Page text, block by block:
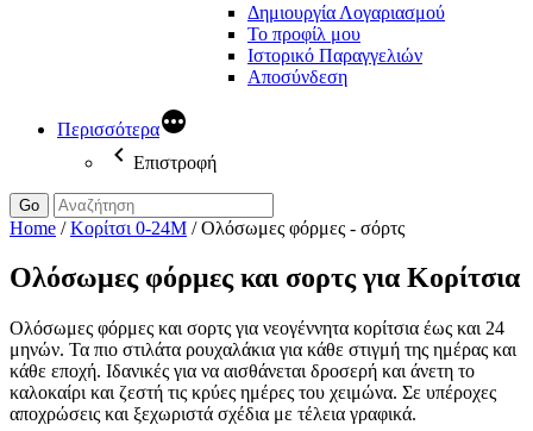
Δημιουργία Λογαριασμού
Το προφίλ μου
Ιστορικό Παραγγελιών
Αποσύνδεση
Περισσότερα
Επιστροφή
Go
Home /Κορίτσι 0-24Μ /Ολόσωμες φόρμες - σόρτς
Ολόσωμες φόρμες και σορτς για Κορίτσια
Ολόσωμες φόρμες και σορτς για νεογέννητα κορίτσια έως και 24
μηνών. Τα πιο στιλάτα ρουχαλάκια για κάθε στιγμή της ημέρας και
κάθε εποχή. Ιδανικές για να αισθάνεται δροσερή και άνετη το
καλοκαίρι και ζεστή τις κρύες ημέρες του χειμώνα. Σε υπέροχες
αποχρώσεις και ξεχωριστά σχέδια με τέλεια γραφικά.